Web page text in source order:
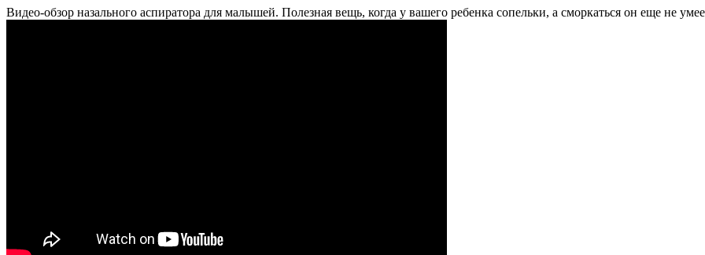
Видео-обзор назального аспиратора для малышей. Полезная вещь, когда у вашего ребенка сопельки, а сморкаться он еще не